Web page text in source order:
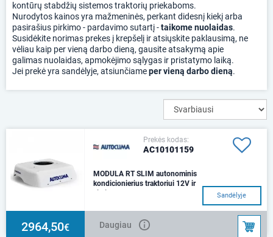
kontūrų stabdžių sistemos traktorių priekaboms.
Nurodytos kainos yra mažmeninės, perkant didesnį kiekį arba
pasirašius pirkimo - pardavimo sutartį -taikome nuolaidas.
Susidėkite norimas prekes į krepšelį ir atsiųskite paklausimą, ne
vėliau kaip per vieną darbo dieną, gausite atsakymą apie
galimas nuolaidas, apmokėjimo sąlygas ir pristatymo laiką.
Jei prekė yra sandėlyje, atsiunčiameper vieną darbo dieną.
Prekės kodas:
AC10101159
MODULA RT SLIM autonominis
kondicionierius traktoriui 12V ir
kitai tec
važiuojant.Šis kondicionierius,
pritaikytas žemės ūkio ir kitai
12V technikai.Au
Sandėlyje
2964,50€ Daugiau